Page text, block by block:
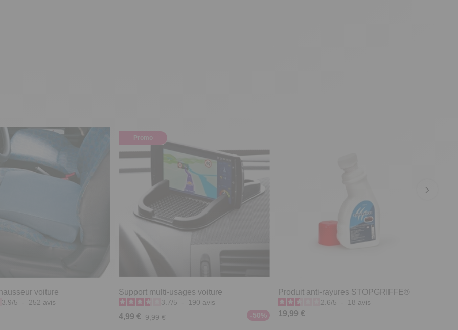
voiture
3.9/5 - 252 avis
Promo
Support multi-usages voiture
3.7/5 - 190 avis
4,99 € 9,99 € -50%
Produit anti-rayures STOPGRIFFE®
2.6/5 - 18 avis
19,99 €